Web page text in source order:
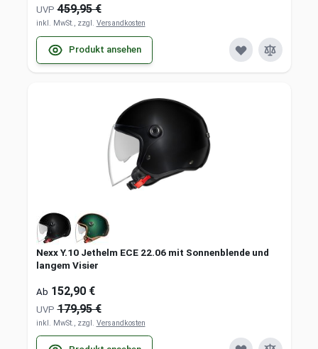
UVP 459,95 €
inkl. MwSt., zzgl. Versandkosten
Produkt ansehen
Nexx Y.10 Jethelm ECE 22.06 mit Sonnenblende und
langem Visier
Ab 152,90 €
UVP 179,95 €
inkl. MwSt., zzgl. Versandkosten